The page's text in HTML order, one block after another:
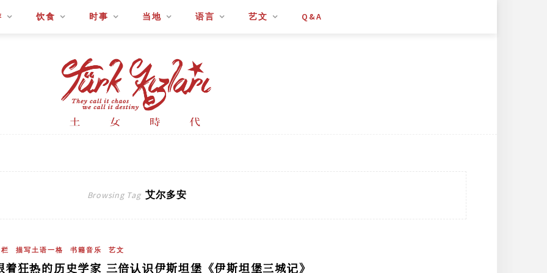
饮食 时事 当地 语言 艺文 Q&A
Browsing Tag 艾尔多安
描写土语一格 书籍音乐 艺文
着狂热的历史学家 三倍认识伊斯坦堡《伊斯坦堡三城记》